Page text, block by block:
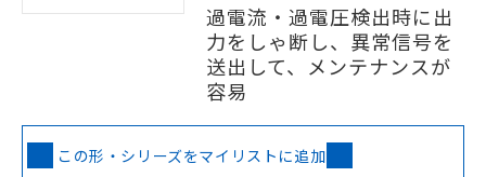
過電流・過電圧検出時に出
力をしゃ断し、異常信号を
送出して、メンテナンスが
容易
この形・シリーズをマイリストに追加